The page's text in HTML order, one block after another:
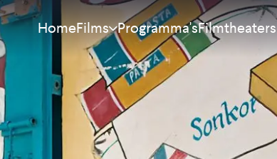
HomeFilms
Meest bekeken
Nieuw
Aanraders
Programma'sFilmtheaters